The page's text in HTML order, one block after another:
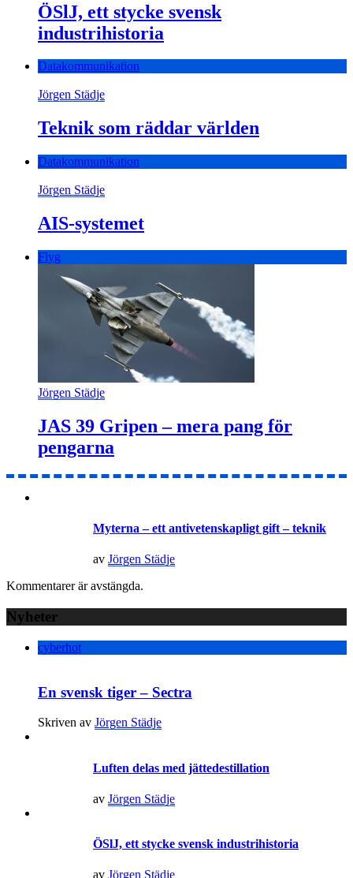
ÖSlJ, ett stycke svensk
industrihistoria
Datakommunikation
Jörgen Städje
Teknik som räddar världen
Datakommunikation
Jörgen Städje
AIS-systemet
Flyg
Jörgen Städje
JAS 39 Gripen – mera pang för
pengarna
Myterna – ett antivetenskapligt gift – teknik
av Jörgen Städje
Kommentarer är avstängda.
Nyheter
cyberhot
En svensk tiger – Sectra
Skriven av Jörgen Städje
Luften delas med jättedestillation
av Jörgen Städje
ÖSlJ, ett stycke svensk industrihistoria
av Jörgen Städje